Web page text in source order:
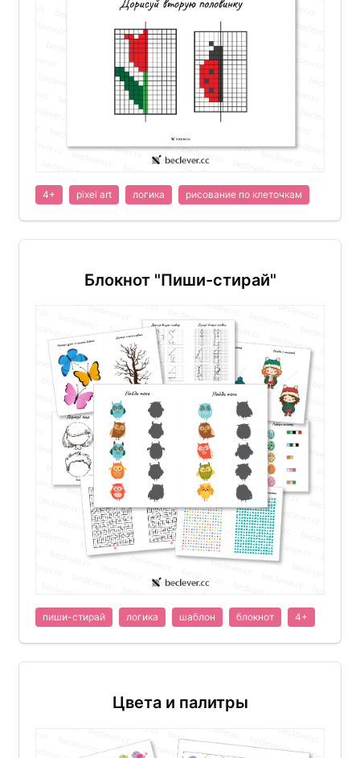
4+ pixel art логика рисование по клеточкам
Блокнот "Пиши-стирай"
пиши-стирай логика шаблон блокнот 4+
Цвета и палитры